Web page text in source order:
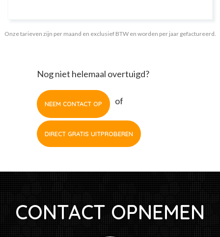
Onze tarieven zijn per maand en exclusief BTW en worden per jaar gefactureerd.
Nog niet helemaal overtuigd?
NEEM CONTACT OP of
DIRECT GRATIS UITPROBEREN
CONTACT OPNEMEN